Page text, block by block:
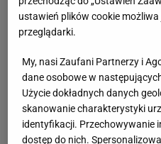
ustawień plików cookie
przeglądarki.
My, nasi Zaufani Partnerzy i
dane osobowe w
Użycie dokładnych danych
skanowanie charakterystyki
identyfikacji. Przechowywanie
dostęp do nich.